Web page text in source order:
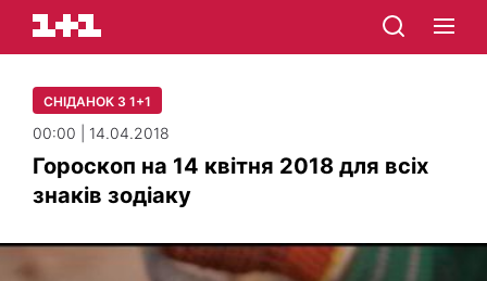
СНІДАНОК З 1+1
00:00 | 14.04.2018
Гороскоп на 14 квітня 2018 для всіх
знаків зодіаку